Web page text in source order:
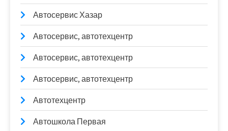
Автосервис Хазар
Автосервис, автотехцентр
Автосервис, автотехцентр
Автосервис, автотехцентр
Автотехцентр
Автошкола Первая